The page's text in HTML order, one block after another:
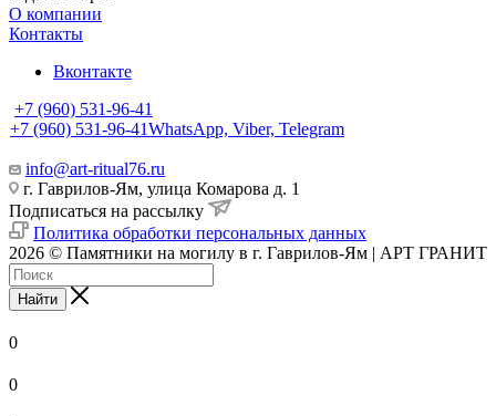
О компании
Контакты
Вконтакте
+7 (960) 531-96-41
+7 (960) 531-96-41WhatsApp, Viber, Telegram
info@art-ritual76.ru
г. Гаврилов-Ям, улица Комарова д. 1
Подписаться на рассылку
Политика обработки персональных данных
2026 © Памятники на могилу в г. Гаврилов-Ям | АРТ ГРАНИТ
Найти
0
0